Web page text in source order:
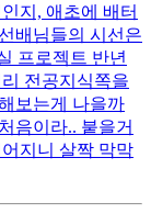
지, 애초에 배터
배님들의 시선은
프로젝트 반년
전공지식쪽을
보는게 나을까
음이라.. 붙을거
지니 살짝 막막